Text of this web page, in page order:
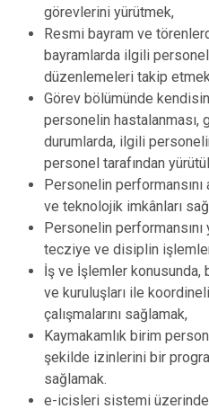
görevlerini yürütmek,
Resmi bayram ve
bayramlarda ilgili
düzenlemeleri takip
Görev bölümünde
personelin hastalanması,
durumlarda, ilgili
personel tarafından
Personelin
ve teknolojik imkânları
Personelin performansını
tecziye ve disiplin
İş ve İşlemler konusunda,
ve kuruluşları ile
çalışmalarını sağlamak,
Kaymakamlık birim
şekilde izinlerini bir
sağlamak.
e-icisleri sistemi